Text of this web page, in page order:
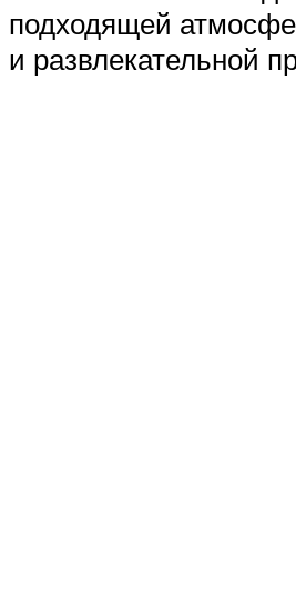
подходящей
и развлекательной